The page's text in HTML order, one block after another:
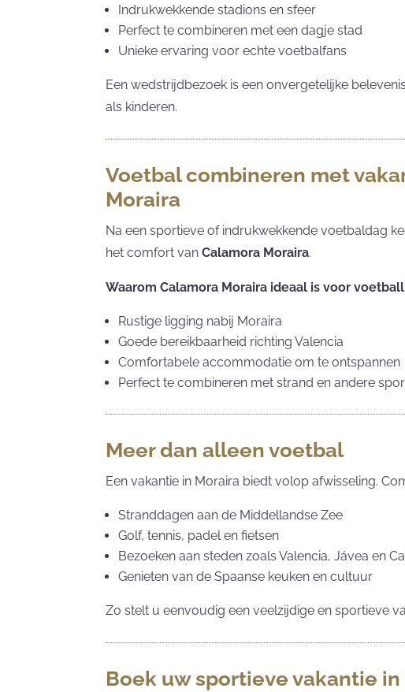
Indrukwekkende stadions en sfeer
Perfect te combineren met een dagje stad
Unieke ervaring voor echte voetbalfans
Een wedstrijdbezoek is een onvergetelijke
als kinderen.
Voetbal combineren met
Moraira
Na een sportieve of indrukwekkende voetbaldag
het comfort vanCalamora Moraira.
Waarom Calamora Moraira ideaal is voor
Rustige ligging nabij Moraira
Goede bereikbaarheid richting Valencia
Comfortabele accommodatie om te ontspannen
Perfect te combineren met strand en andere
Meer dan alleen voetbal
Een vakantie in Moraira biedt volop afwisseling.
Stranddagen aan de Middellandse Zee
Golf, tennis, padel en fietsen
Bezoeken aan steden zoals Valencia, Jávea en
Genieten van de Spaanse keuken en cultuur
Zo stelt u eenvoudig een veelzijdige en sportieve
Boek uw sportieve vakantie in